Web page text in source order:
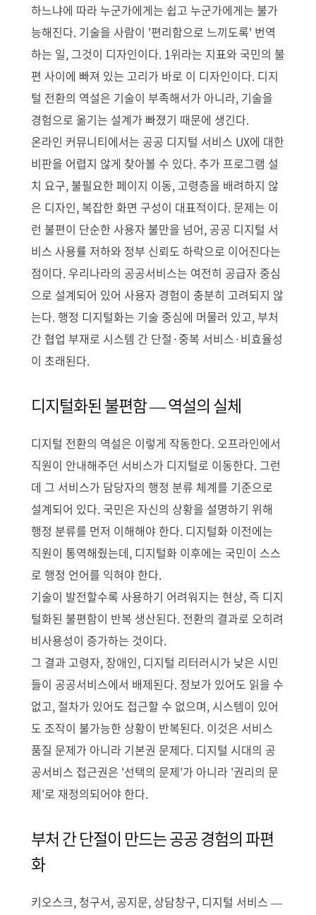
하느냐에 따라 누군가에게는 쉽고 누군가에게는 불가
능해진다. 기술을 사람이 '편리함으로 느끼도록' 번역
하는 일, 그것이 디자인이다. 1위라는 지표와 국민의 불
편 사이에 빠져 있는 고리가 바로 이 디자인이다. 디지
털 전환의 역설은 기술이 부족해서가 아니라, 기술을
경험으로 옮기는 설계가 빠졌기 때문에 생긴다.
온라인 커뮤니티에서는 공공 디지털 서비스 UX에 대한
비판을 어렵지 않게 찾아볼 수 있다. 추가 프로그램 설
치 요구, 불필요한 페이지 이동, 고령층을 배려하지 않
은 디자인, 복잡한 화면 구성이 대표적이다. 문제는 이
런 불편이 단순한 사용자 불만을 넘어, 공공 디지털 서
비스 사용률 저하와 정부 신뢰도 하락으로 이어진다는
점이다. 우리나라의 공공서비스는 여전히 공급자 중심
으로 설계되어 있어 사용자 경험이 충분히 고려되지 않
는다. 행정 디지털화는 기술 중심에 머물러 있고, 부처
간 협업 부재로 시스템 간 단절·중복 서비스·비효율성
이 초래된다.
디지털화된 불편함 — 역설의 실체
디지털 전환의 역설은 이렇게 작동한다. 오프라인에서
직원이 안내해주던 서비스가 디지털로 이동한다. 그런
데 그 서비스가 담당자의 행정 분류 체계를 기준으로
설계되어 있다. 국민은 자신의 상황을 설명하기 위해
행정 분류를 먼저 이해해야 한다. 디지털화 이전에는
직원이 통역해줬는데, 디지털화 이후에는 국민이 스스
로 행정 언어를 익혀야 한다.
기술이 발전할수록 사용하기 어려워지는 현상, 즉 디지
털화된 불편함이 반복 생산된다. 전환의 결과로 오히려
비사용성이 증가하는 것이다.
그 결과 고령자, 장애인, 디지털 리터러시가 낮은 시민
들이 공공서비스에서 배제된다. 정보가 있어도 읽을 수
없고, 절차가 있어도 접근할 수 없으며, 시스템이 있어
도 조작이 불가능한 상황이 반복된다. 이것은 서비스
품질 문제가 아니라 기본권 문제다. 디지털 시대의 공
공서비스 접근권은 '선택의 문제'가 아니라 '권리의 문
제'로 재정의되어야 한다.
부처 간 단절이 만드는 공공 경험의 파편
화
키오스크, 청구서, 공지문, 상담창구, 디지털 서비스 —